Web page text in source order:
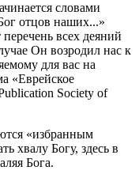
словами
отцов наших...»
всех деяний
Он возродил нас к
для вас на
«Еврейское
Society of
«избранным
хвалу Богу, здесь в
Бога.